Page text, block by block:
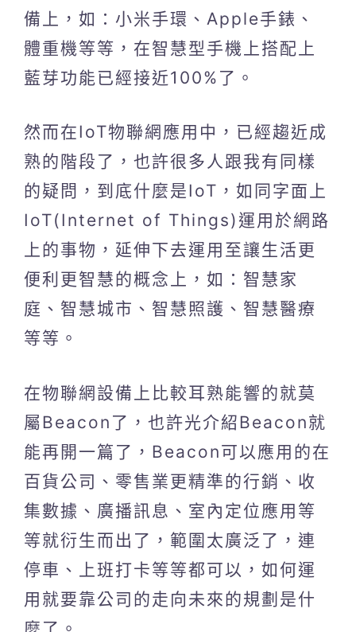
備上，如：小米手環、Apple手錶、
體重機等等，在智慧型手機上搭配上
藍芽功能已經接近100%了。
然而在IoT物聯網應用中，已經趨近成
熟的階段了，也許很多人跟我有同樣
的疑問，到底什麼是IoT，如同字面上
IoT(Internet of Things)運用於網路
上的事物，延伸下去運用至讓生活更
便利更智慧的概念上，如：智慧家
庭、智慧城市、智慧照護、智慧醫療
等等。
在物聯網設備上比較耳熟能響的就莫
屬Beacon了，也許光介紹Beacon就
能再開一篇了，Beacon可以應用的在
百貨公司、零售業更精準的行銷、收
集數據、廣播訊息、室內定位應用等
等就衍生而出了，範圍太廣泛了，連
停車、上班打卡等等都可以，如何運
用就要靠公司的走向未來的規劃是什
麼了。